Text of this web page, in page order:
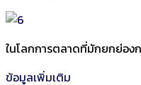
ในโลกการตลาดที่มักยกย่อง
ข้อมูลเพิ่มเติม